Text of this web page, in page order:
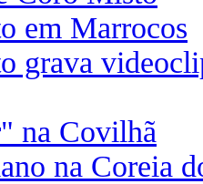
em Marrocos
grava
na Covilhã
na Coreia